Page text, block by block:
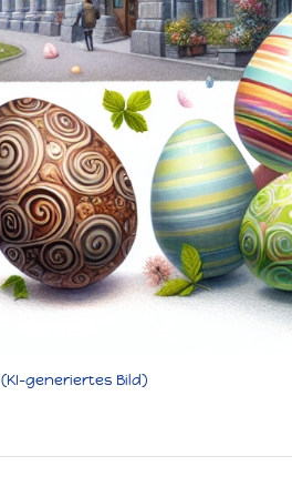
(KI-generiertes Bild)